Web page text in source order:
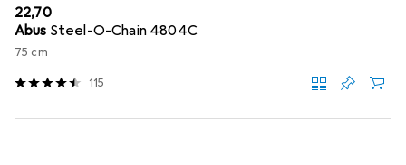
EUR
22,70
Abus Steel-O-Chain 4804C
75 cm
115